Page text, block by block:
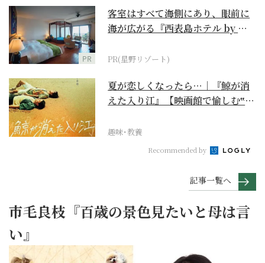
PR
客室はすべて海側にあり、眼前に
海が広がる『西表島ホテル by 星
PR(星野リゾート)
夏が恋しくなったら…｜『鯨が消
えた入り江』【映画館で愉しむ‟ご
趣味･教養
Recommended by
記事一覧へ
市毛良枝『百歳の景色見たいと母は言
い』